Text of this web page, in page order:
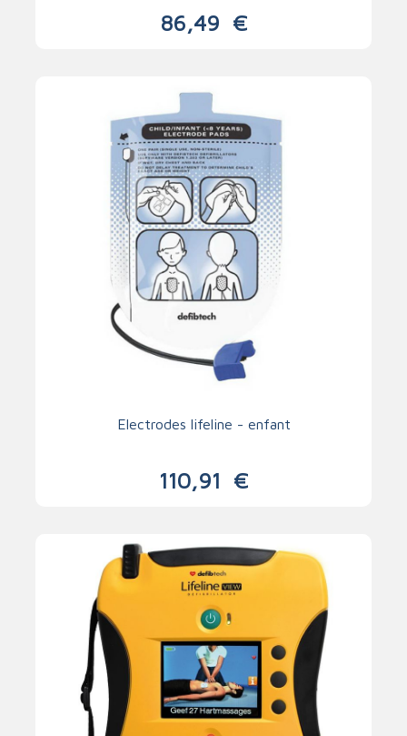
86,49 €
Electrodes lifeline - enfant
110,91 €